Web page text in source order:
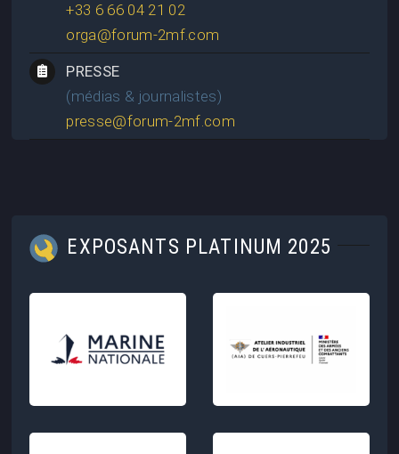
+33 6 66 04 21 02
orga@forum-2mf.com
PRESSE
(médias & journalistes)
presse@forum-2mf.com
EXPOSANTS PLATINUM 2025